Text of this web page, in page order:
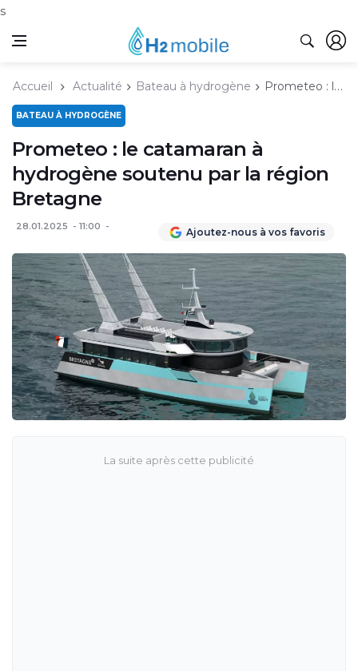
s
Accueil Actualité Bateau à hydrogène Prometeo : le catamaran à hydrogène soutenu par la région Bretagne
BATEAU À HYDROGÈNE
Prometeo : le catamaran à
hydrogène soutenu par la région
Bretagne
28.01.2025 11:00 Ajoutez-nous à vos favoris